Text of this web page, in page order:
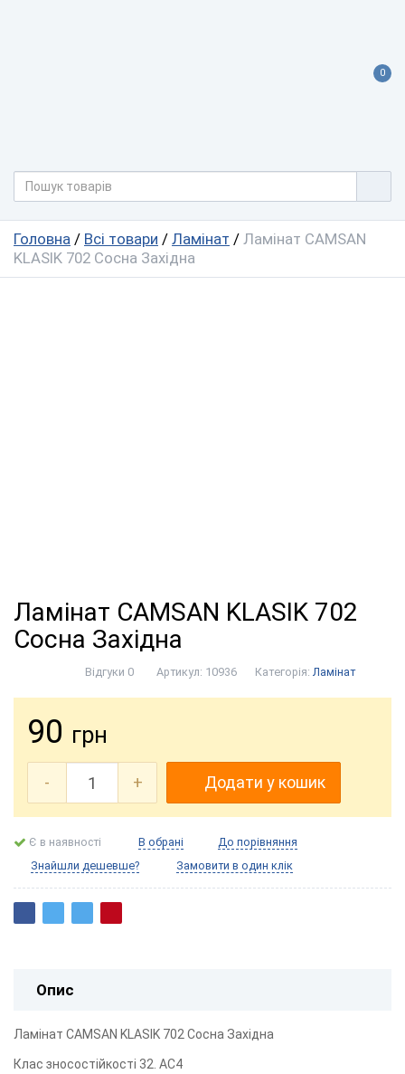
0
Головна / Всі товари / Ламінат / Ламінат CAMSAN
KLASIK 702 Сосна Західна
Ламінат CAMSAN KLASIK 702
Сосна Західна
Відгуки 0 Артикул: 10936 Категорія: Ламінат
90 грн
- + Додати у кошик
Є в наявності В обрані
До порівняння
Знайшли дешевше?
Замовити в один клік
Опис
Ламінат CAMSAN KLASIK 702 Сосна Західна
Клас зносостійкості 32. AC4